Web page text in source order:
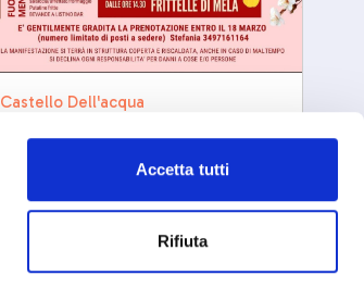
Accetta tutti
Rifiuta
Castello Dell'acqua
sab, 22/03/2206